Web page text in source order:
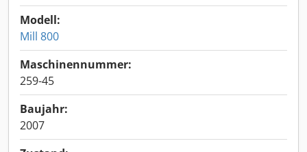
Modell:
Mill 800
Maschinennummer:
259-45
Baujahr:
2007